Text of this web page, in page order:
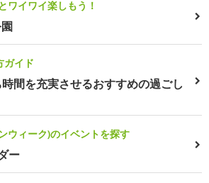
ワイワイ楽しもう！
ガイド
間を充実させるおすすめの過ごし
ウィーク)のイベントを探す
ー